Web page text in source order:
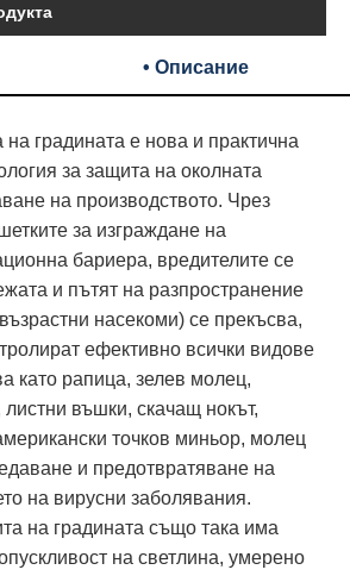
• Описание
градината е нова и практична
за защита на околната
на производството. Чрез
за изграждане на
бариера, вредителите се
и пътят на разпространение
насекоми) се прекъсва,
ефективно всички видове
като рапица, зелев молец,
въшки, скачащ нокът,
точков миньор, молец
и предотвратяване на
на вирусни заболявания.
на градината също така има
на светлина, умерено